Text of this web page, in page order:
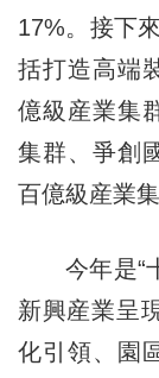
17%。接下
括打造高端
億級産業集
集群、爭創
百億級産業集
今年是“十
新興産業呈
化引領、園